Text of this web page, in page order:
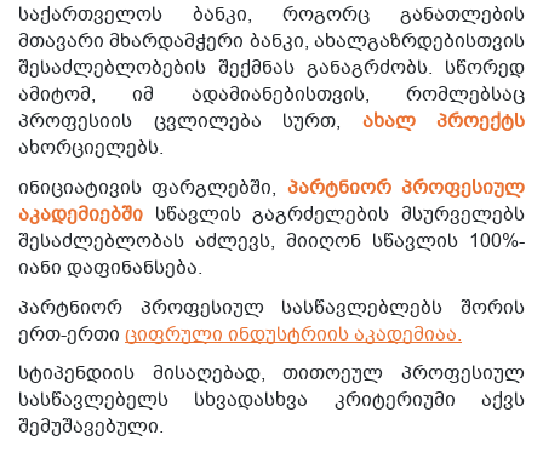
საქართველოს ბანკი, როგორც განათლების
მთავარი მხარდამჭერი ბანკი, ახალგაზრდებისთვის
შესაძლებლობების შექმნას განაგრძობს. სწორედ
ამიტომ, იმ ადამიანებისთვის, რომლებსაც
პროფესიის ცვლილება სურთ, ახალ პროექტს
ახორციელებს.
ინიციატივის ფარგლებში, პარტნიორ პროფესიულ
აკადემიებში სწავლის გაგრძელების მსურველებს
შესაძლებლობას აძლევს, მიიღონ სწავლის 100%-
იანი დაფინანსება.
პარტნიორ პროფესიულ სასწავლებლებს შორის
ერთ-ერთი ციფრული ინდუსტრიის აკადემიაა.
სტიპენდიის მისაღებად, თითოეულ პროფესიულ
სასწავლებელს სხვადასხვა კრიტერიუმი აქვს
შემუშავებული.